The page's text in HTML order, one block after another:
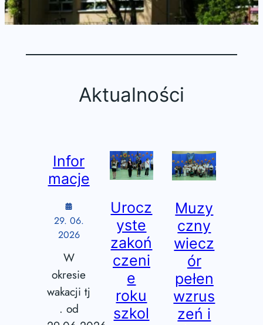
Aktualności
Infor
macje
29. 06.
2026
W
okresie
wakacji tj
. od
Urocz
yste
zakoń
czeni
e
roku
szkol
Muzy
czny
wiecz
ór
pełen
wzrus
zeń i